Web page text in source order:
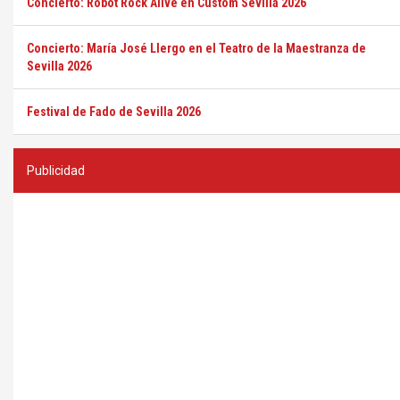
Concierto: María José Llergo en el Teatro de la Maestranza de
Sevilla 2026
Festival de Fado de Sevilla 2026
Publicidad